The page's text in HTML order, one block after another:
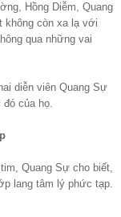
Hồng Diễm, Quang
còn xa lạ với
qua những vai
diễn viên Quang Sự
của họ.
Quang Sự cho biết,
lang tâm lý phức tạp.